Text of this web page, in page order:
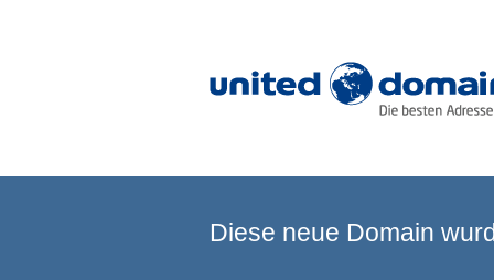
Diese neue Domain